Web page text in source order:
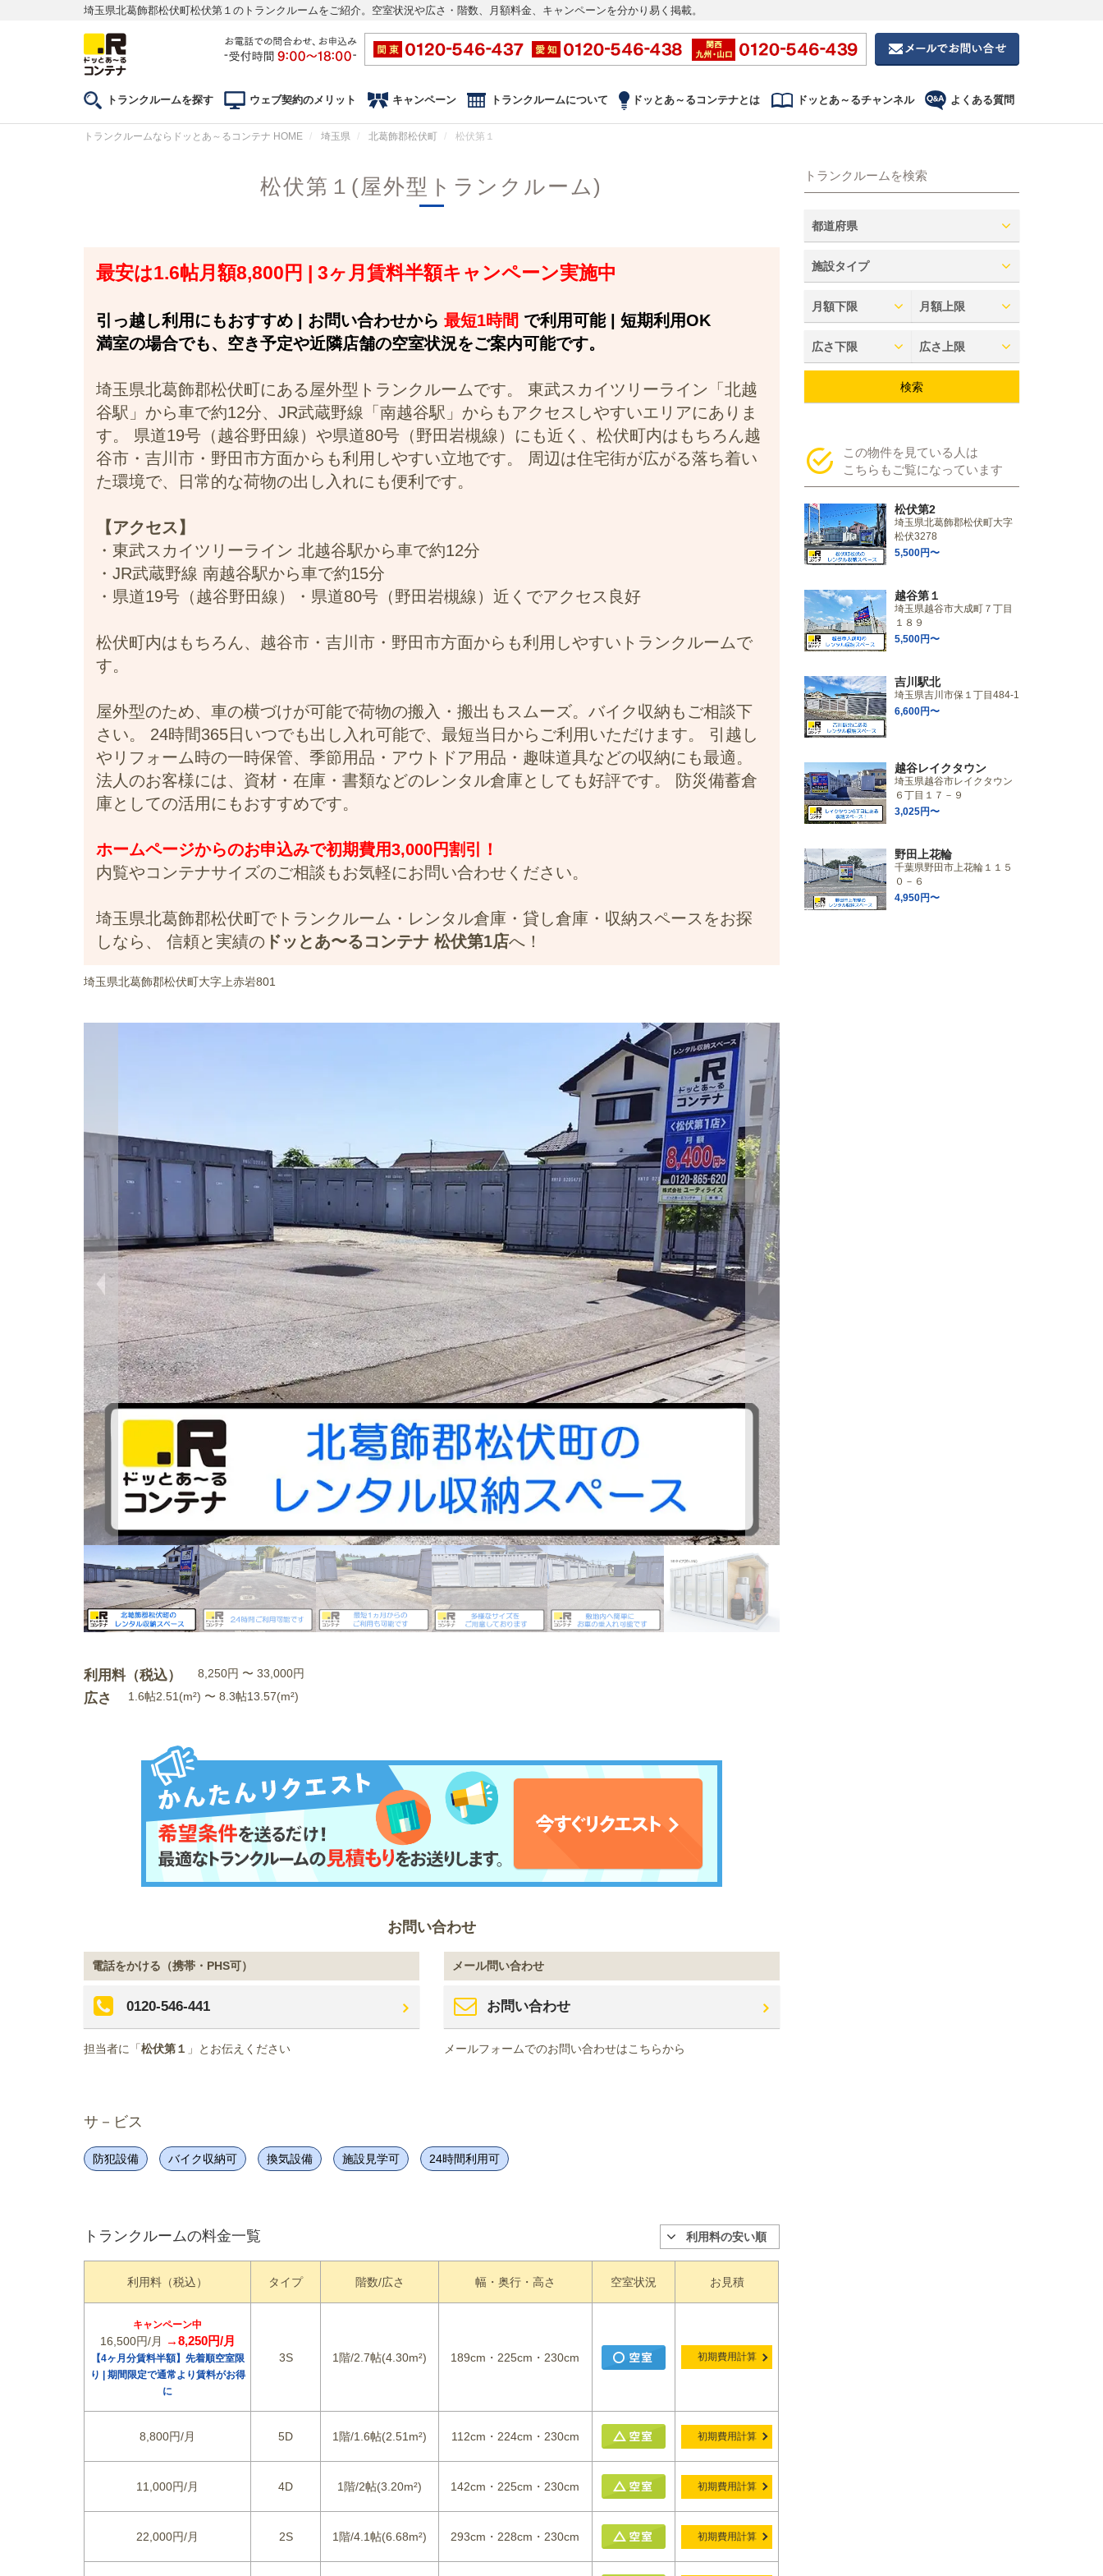
埼玉県北葛飾郡松伏町松伏第１のトランクルームをご紹介。空室状況や広さ・階数、月額料金、キャンペーンを分かり易く掲載。
トランクルームを探す ウェブ契約のメリット キャンペーン トランクルームについて ドッとあ～るコンテナとは ドッとあ～るチャンネル よくある質問
トランクルームならドッとあ～るコンテナ HOME 埼玉県 北葛飾郡松伏町 松伏第１
松伏第１(屋外型トランクルーム)
最安は1.6帖月額8,800円 | 3ヶ月賃料半額キャンペーン実施中
引っ越し利用にもおすすめ | お問い合わせから 最短1時間 で利用可能 | 短期利用OK
満室の場合でも、空き予定や近隣店舗の空室状況をご案内可能です。
埼玉県北葛飾郡松伏町にある屋外型トランクルームです。 東武スカイツリーライン「北越
谷駅」から車で約12分、JR武蔵野線「南越谷駅」からもアクセスしやすいエリアにありま
す。 県道19号（越谷野田線）や県道80号（野田岩槻線）にも近く、松伏町内はもちろん越
谷市・吉川市・野田市方面からも利用しやすい立地です。 周辺は住宅街が広がる落ち着い
た環境で、日常的な荷物の出し入れにも便利です。
【アクセス】
・東武スカイツリーライン 北越谷駅から車で約12分
・JR武蔵野線 南越谷駅から車で約15分
・県道19号（越谷野田線）・県道80号（野田岩槻線）近くでアクセス良好
松伏町内はもちろん、越谷市・吉川市・野田市方面からも利用しやすいトランクルームで
す。
屋外型のため、車の横づけが可能で荷物の搬入・搬出もスムーズ。バイク収納もご相談下
さい。 24時間365日いつでも出し入れ可能で、最短当日からご利用いただけます。 引越し
やリフォーム時の一時保管、季節用品・アウトドア用品・趣味道具などの収納にも最適。
法人のお客様には、資材・在庫・書類などのレンタル倉庫としても好評です。 防災備蓄倉
庫としての活用にもおすすめです。
ホームページからのお申込みで初期費用3,000円割引！
内覧やコンテナサイズのご相談もお気軽にお問い合わせください。
埼玉県北葛飾郡松伏町でトランクルーム・レンタル倉庫・貸し倉庫・収納スペースをお探
しなら、 信頼と実績の ドッとあ〜るコンテナ 松伏第1店へ！
埼玉県北葛飾郡松伏町大字上赤岩801
利用料（税込） 8,250円 〜 33,000円
広さ 1.6帖2.51(m²) 〜 8.3帖13.57(m²)
お問い合わせ
電話をかける（携帯・PHS可）
0120-546-441
担当者に「松伏第１ 」とお伝えください
メール問い合わせ
お問い合わせ
メールフォームでのお問い合わせはこちらから
サ－ビス
防犯設備 バイク収納可 換気設備 施設見学可 24時間利用可
トランクルームの料金一覧 利用料の安い順
利用料（税込）
キャンペーン中
16,500円/月 →8,250円/月
【4ヶ月分賃料半額】先着順空室限
り | 期間限定で通常より賃料がお得
に
タイプ
3S
階数/広さ
1階/2.7帖(4.30m²)
幅・奥行・高さ
189cm・225cm・230cm
空室状況 お見積
初期費用計算
8,800円/月 5D 1階/1.6帖(2.51m²) 112cm・224cm・230cm 初期費用計算
11,000円/月 4D 1階/2帖(3.20m²) 142cm・225cm・230cm 初期費用計算
22,000円/月 2S 1階/4.1帖(6.68m²) 293cm・228cm・230cm 初期費用計算
トランクルームを検索
都道府県
施設タイプ
月額下限 月額上限
広さ下限 広さ上限
検索
この物件を見ている人は
こちらもご覧になっています
松伏第2
埼玉県北葛飾郡松伏町大字
松伏3278
5,500円〜
越谷第１
埼玉県越谷市大成町７丁目
１８９
5,500円〜
吉川駅北
埼玉県吉川市保１丁目484-1
6,600円〜
越谷レイクタウン
埼玉県越谷市レイクタウン
６丁目１７－９
3,025円〜
野田上花輪
千葉県野田市上花輪１１５
０－６
4,950円〜